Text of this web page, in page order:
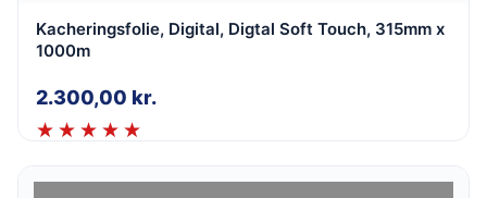
Kacheringsfolie, Digital, Digtal Soft Touch, 315mm x
1000m
2.300,00 kr.